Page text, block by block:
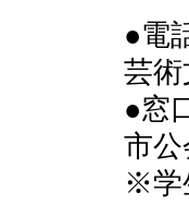
●電
芸術
●窓
市公
※学